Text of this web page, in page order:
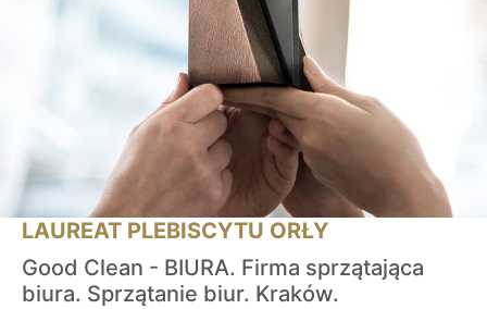
LAUREAT PLEBISCYTU ORŁY
Good Clean - BIURA. Firma sprzątająca
biura. Sprzątanie biur. Kraków.